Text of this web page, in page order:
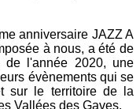
anniversaire JAZZ A
à nous, a été de
de l'année 2020, une
évènements qui se
sur le territoire de la
Vallées des Gaves.